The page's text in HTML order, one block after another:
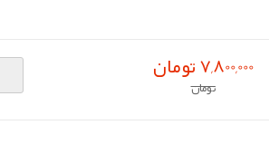
7,800,000 تومان
تومان